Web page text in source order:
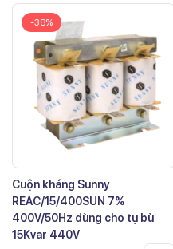
-38%
Cuộn kháng Sunny
REAC/15/400SUN 7%
400V/50Hz dùng cho tụ bù
15Kvar 440V